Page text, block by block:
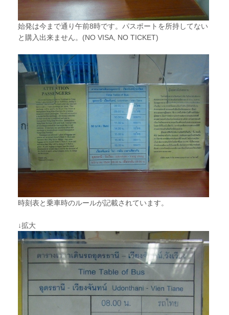
始発は今まで通り午前8時です。パスポートを所持してない
と購入出来ません。(NO VISA, NO TICKET)
時刻表と乗車時のルールが記載されています。
↓拡大